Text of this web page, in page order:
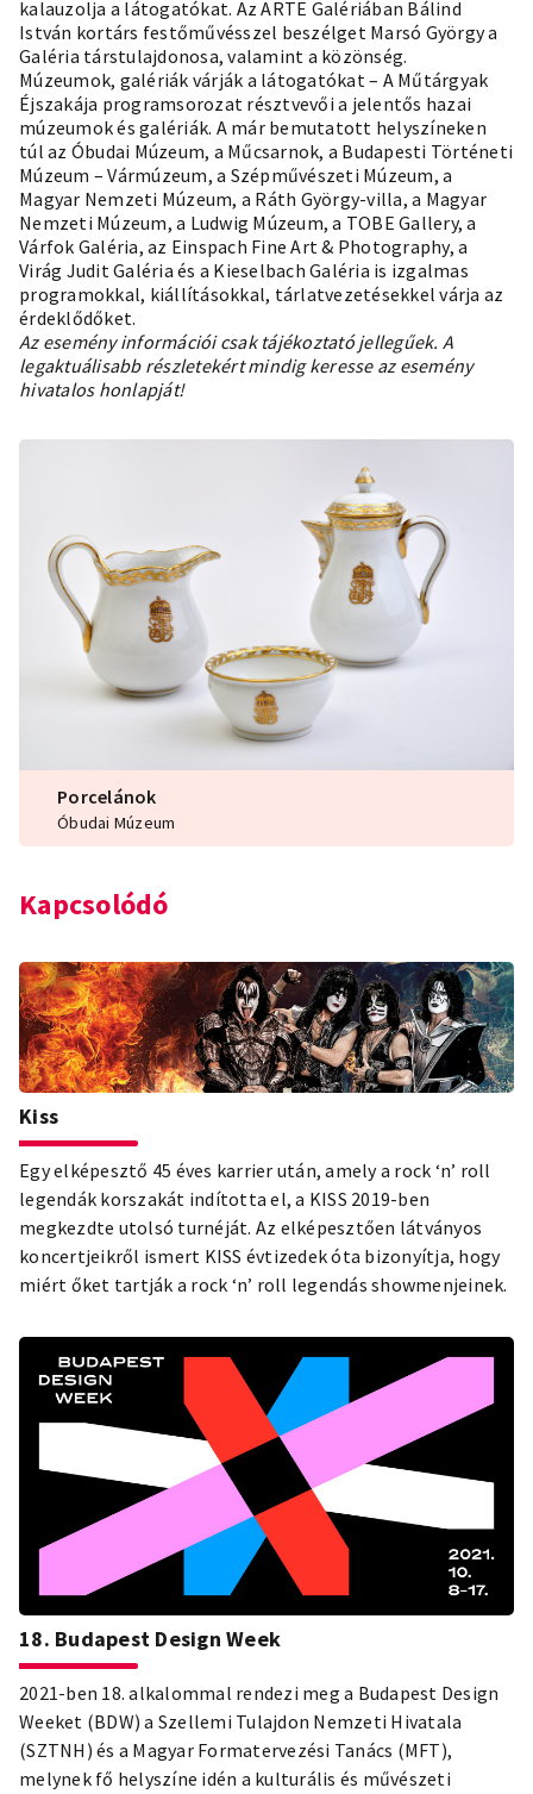
kalauzolja a látogatókat. Az ARTE Galériában Bálind
István kortárs festőművésszel beszélget Marsó György a
Galéria társtulajdonosa, valamint a közönség.
Múzeumok, galériák várják a látogatókat – A Műtárgyak
Éjszakája programsorozat résztvevői a jelentős hazai
múzeumok és galériák. A már bemutatott helyszíneken
túl az Óbudai Múzeum, a Műcsarnok, a Budapesti Történeti
Múzeum – Vármúzeum, a Szépművészeti Múzeum, a
Magyar Nemzeti Múzeum, a Ráth György-villa, a Magyar
Nemzeti Múzeum, a Ludwig Múzeum, a TOBE Gallery, a
Várfok Galéria, az Einspach Fine Art & Photography, a
Virág Judit Galéria és a Kieselbach Galéria is izgalmas
programokkal, kiállításokkal, tárlatvezetésekkel várja az
érdeklődőket.
Az esemény információi csak tájékoztató jellegűek. A
legaktuálisabb részletekért mindig keresse az esemény
hivatalos honlapját!
Porcelánok
Óbudai Múzeum
Kapcsolódó
Kiss
Egy elképesztő 45 éves karrier után, amely a rock ‘n’ roll
legendák korszakát indította el, a KISS 2019-ben
megkezdte utolsó turnéját. Az elképesztően látványos
koncertjeikről ismert KISS évtizedek óta bizonyítja, hogy
miért őket tartják a rock ‘n’ roll legendás showmenjeinek.
18. Budapest Design Week
2021-ben 18. alkalommal rendezi meg a Budapest Design
Weeket (BDW) a Szellemi Tulajdon Nemzeti Hivatala
(SZTNH) és a Magyar Formatervezési Tanács (MFT),
melynek fő helyszíne idén a kulturális és művészeti